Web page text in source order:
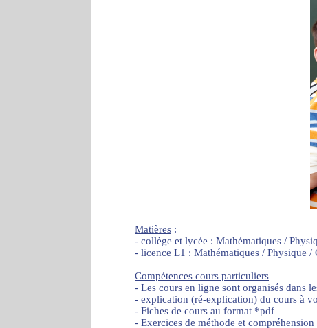
Matières :
- collège et lycée : Mathématiques /
- licence L1 : Mathématiques / Physique
Compétences cours particuliers
- Les cours en ligne sont organisés dans
- explication (ré-explication) du cours à
- Fiches de cours au format *pdf
- Exercices de méthode et